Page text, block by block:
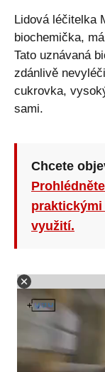
Lidová léčitelka
biochemička,
Tato uznávaná
zdánlivě
cukrovka,
sami.
Chcete
využití.